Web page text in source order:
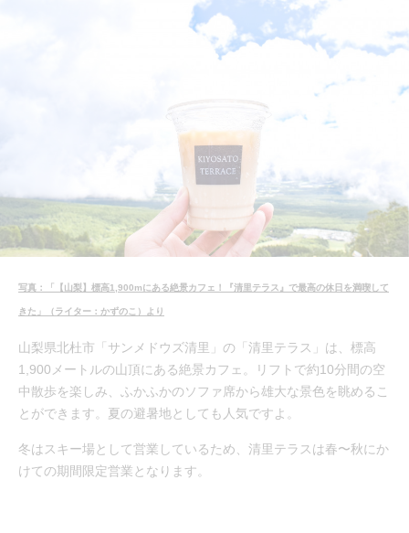
写真：「【山梨】標高1,900mにある絶景カフェ！『清里テラス』で最高の休日を満喫して
きた」（ライター：かずのこ）より
山梨県北杜市「サンメドウズ清里」の「清里テラス」は、標高
1,900メートルの山頂にある絶景カフェ。リフトで約10分間の空
中散歩を楽しみ、ふかふかのソファ席から雄大な景色を眺めるこ
とができます。夏の避暑地としても人気ですよ。
冬はスキー場として営業しているため、清里テラスは春〜秋にか
けての期間限定営業となります。